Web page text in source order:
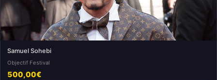
Samuel Sohebi
Objectif Festival
500,00€